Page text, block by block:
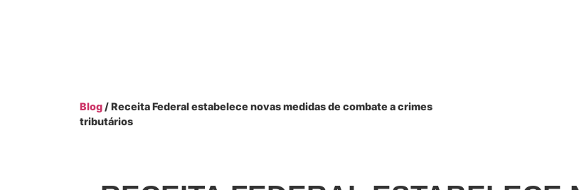
Blog / Receita Federal estabelece novas medidas de combate a crimes
tributários